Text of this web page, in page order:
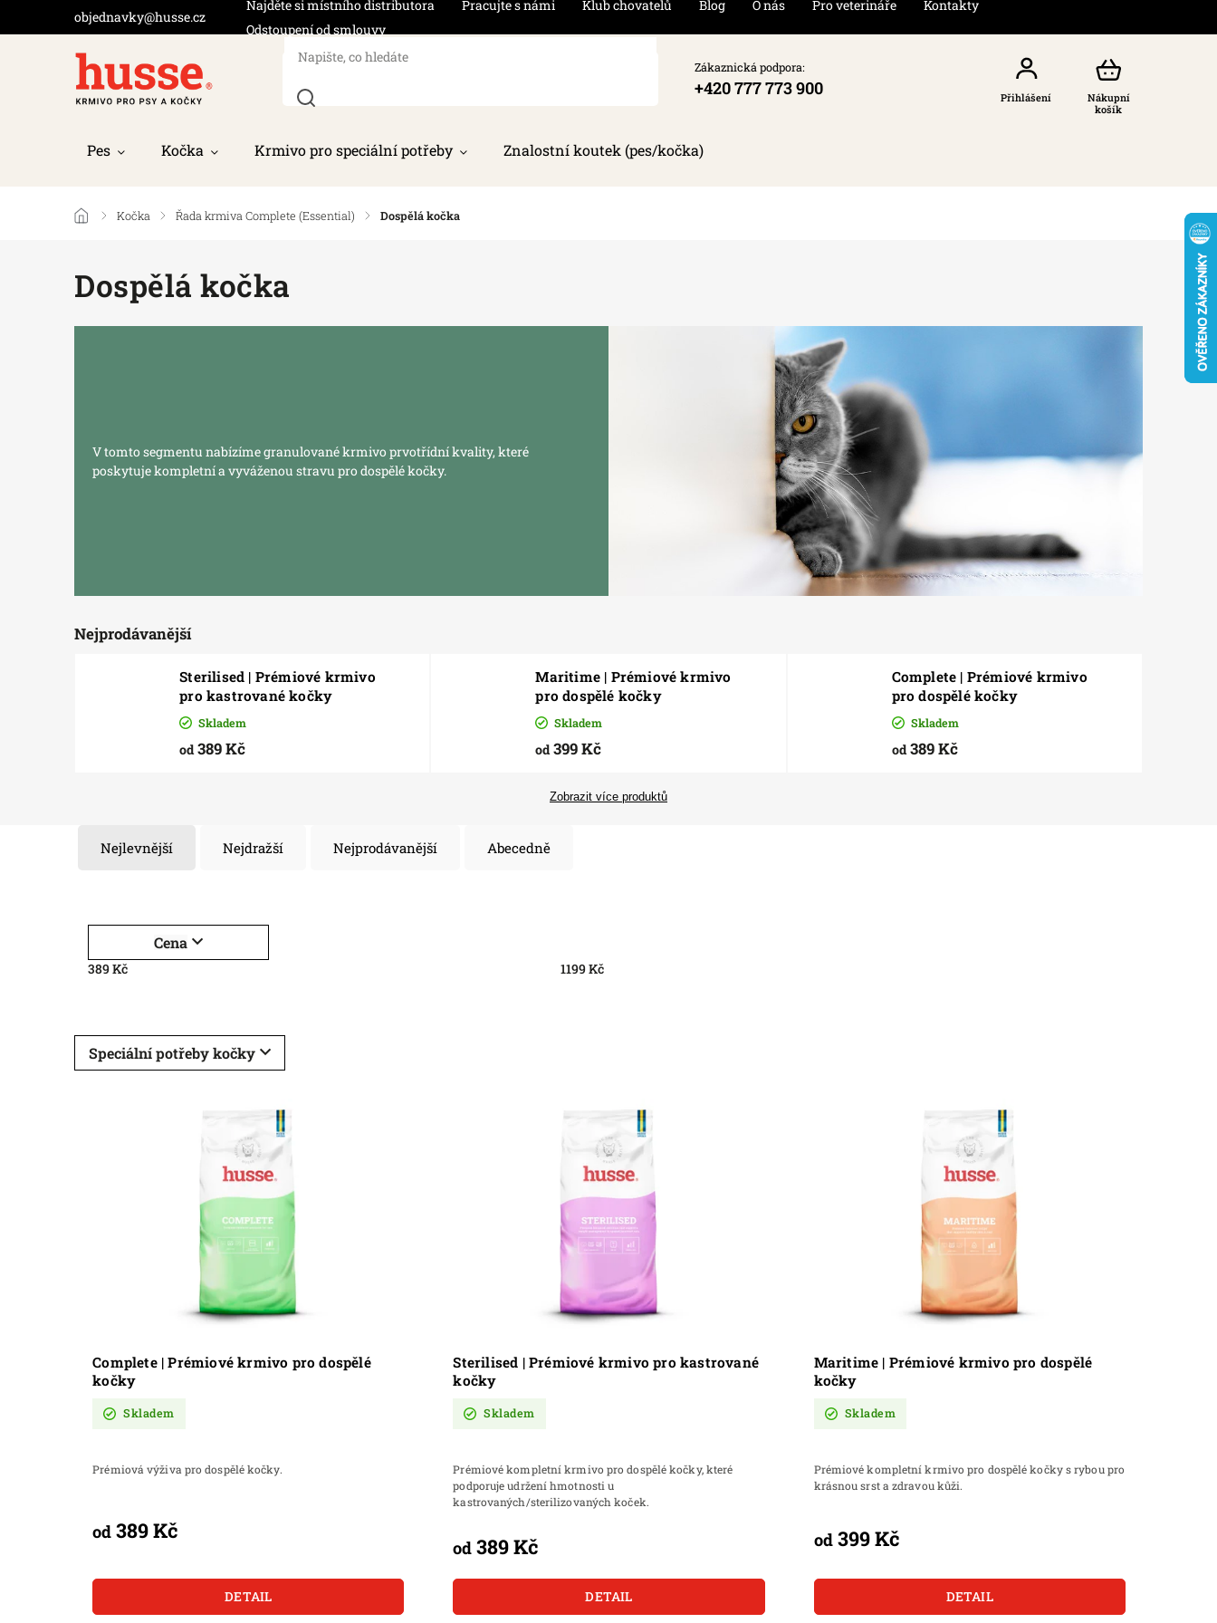
objednavky@husse.cz
Najděte si místního distributora Pracujte s námi Klub chovatelů Blog O nás Pro veterináře
Kontakty
Odstoupení od smlouvy
Zákaznická podpora:
+420 777 773 900
Nákupní
košík
Přihlášení
Pes Kočka Krmivo pro speciální potřeby Znalostní koutek (pes/kočka)
/ Kočka / Řada krmiva Complete (Essential) / Dospělá kočka
Dospělá kočka
V tomto segmentu nabízíme granulované krmivo prvotřídní kvality, které
poskytuje kompletní a vyváženou stravu pro dospělé kočky.
Nejprodávanější
Sterilised | Prémiové krmivo
pro kastrované kočky
Skladem
od389 Kč
Maritime | Prémiové krmivo
pro dospělé kočky
Skladem
od399 Kč
Complete | Prémiové krmivo
pro dospělé kočky
Skladem
od389 Kč
Zobrazit více produktů
Nejlevnější Nejdražší Nejprodávanější Abecedně
Cena
389Kč 1199Kč
Speciální potřeby kočky
Complete | Prémiové krmivo pro dospělé
kočky
Skladem
od 389 Kč
DETAIL
Prémiová výživa pro dospělé kočky.
Sterilised | Prémiové krmivo pro kastrované
kočky
Skladem
od 389 Kč
DETAIL
Prémiové kompletní krmivo pro dospělé kočky, které
podporuje udržení hmotnosti u
kastrovaných/sterilizovaných koček.
Maritime | Prémiové krmivo pro dospělé
kočky
Skladem
od399 Kč
DETAIL
Prémiové kompletní krmivo pro dospělé kočky s rybou pro
krásnou srst a zdravou kůži.